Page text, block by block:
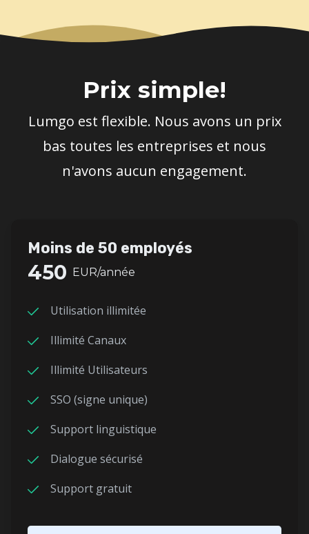
Prix ​​simple!
Lumgo est flexible. Nous avons un prix
bas toutes les entreprises et nous
n'avons aucun engagement.
Moins de 50 employés
450 EUR/année
Utilisation illimitée
Illimité Canaux
Illimité Utilisateurs
SSO (signe unique)
Support linguistique
Dialogue sécurisé
Support gratuit